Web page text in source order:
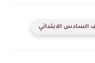
الابتدائي